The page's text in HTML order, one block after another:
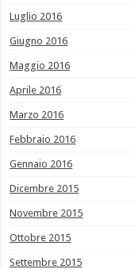
Luglio 2016
Giugno 2016
Maggio 2016
Aprile 2016
Marzo 2016
Febbraio 2016
Gennaio 2016
Dicembre 2015
Novembre 2015
Ottobre 2015
Settembre 2015